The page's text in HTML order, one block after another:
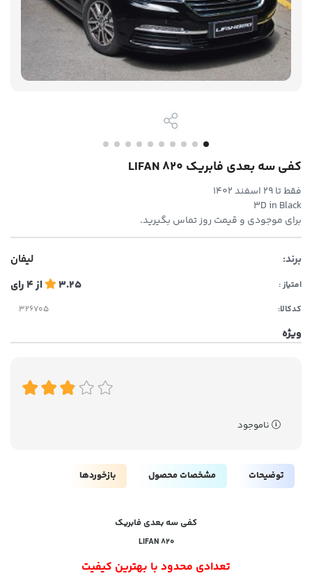
کفی سه بعدی فابریک LIFAN 820
فقط تا ۲۹ اسفند ۱۴۰۲
3D in Black
برای موجودی و قیمت روز تماس بگیرید.
برند: لیفان
امتیاز : 3.25 از4رای
کدکالا:
ویژه
ناموجود
توضیحات مشخصات محصول بازخوردها
کفی سه بعدی فابریک
LIFAN 820
تعدادی محدود با بهترین کیفیت